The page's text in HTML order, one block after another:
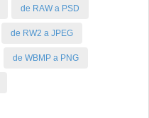
de RAW a PSD
de RW2 a JPEG
de WBMP a PNG